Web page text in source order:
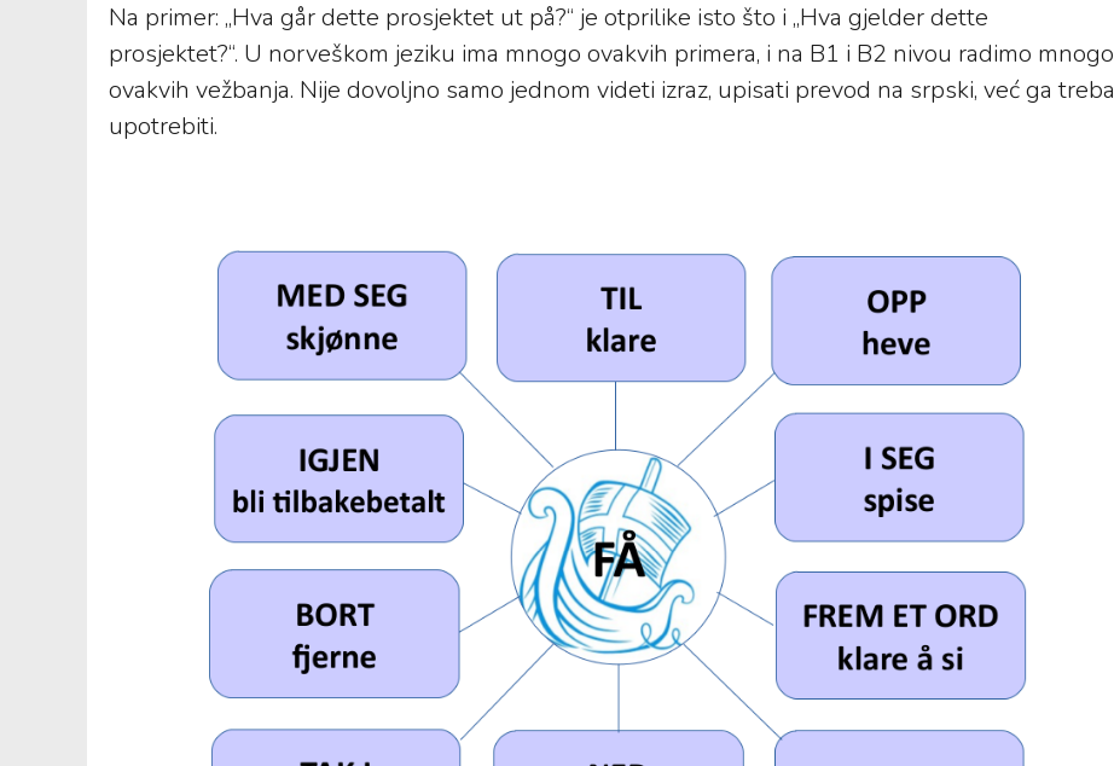
Na primer: „Hva går dette prosjektet ut på?“ je otprilike isto što i „Hva gjelder dette
prosjektet?“. U norveškom jeziku ima mnogo ovakvih primera, i na B1 i B2 nivou radimo mnogo
ovakvih vežbanja. Nije dovoljno samo jednom videti izraz, upisati prevod na srpski, već ga treba
upotrebiti.